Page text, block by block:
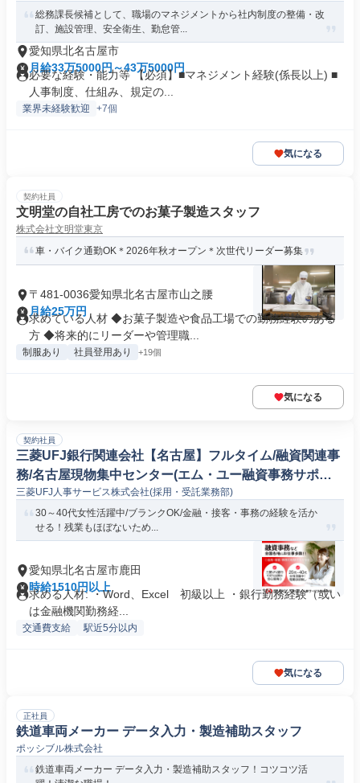
総務課長候補として、職場のマネジメントから社内制度の整備・改
訂、施設管理、安全衛生、勤怠管...
愛知県北名古屋市
月給33万5000円～43万5000円
必要な経験・能力等 【必須】■マネジメント経験(係長以上) ■
人事制度、仕組み、規定の...
業界未経験歓迎 +7個
気になる
契約社員
文明堂の自社工房でのお菓子製造スタッフ
株式会社文明堂東京
車・バイク通勤OK＊2026年秋オープン＊次世代リーダー募集
〒481-0036愛知県北名古屋市山之腰
月給25万円
求めている人材 ◆お菓子製造や食品工場での勤務経験のある
方 ◆将来的にリーダーや管理職...
制服あり 社員登用あり +19個
気になる
契約社員
三菱UFJ銀行関連会社【名古屋】フルタイム/融資関連事
務/名古屋現物集中センター(エム・ユー融資事務サポー
ト株式会社 名古屋)
三菱UFJ人事サービス株式会社(採用・受託業務部)
30～40代女性活躍中/ブランクOK/金融・接客・事務の経験を活か
せる！残業もほぼないため...
愛知県北名古屋市鹿田
時給1510円以上
求める人材: ・Word、Excel 初級以上 ・銀行勤務経験（或い
は金融機関勤務経...
交通費支給 駅近5分以内
気になる
正社員
鉄道車両メーカー データ入力・製造補助スタッフ
ポッシブル株式会社
鉄道車両メーカー データ入力・製造補助スタッフ！コツコツ活